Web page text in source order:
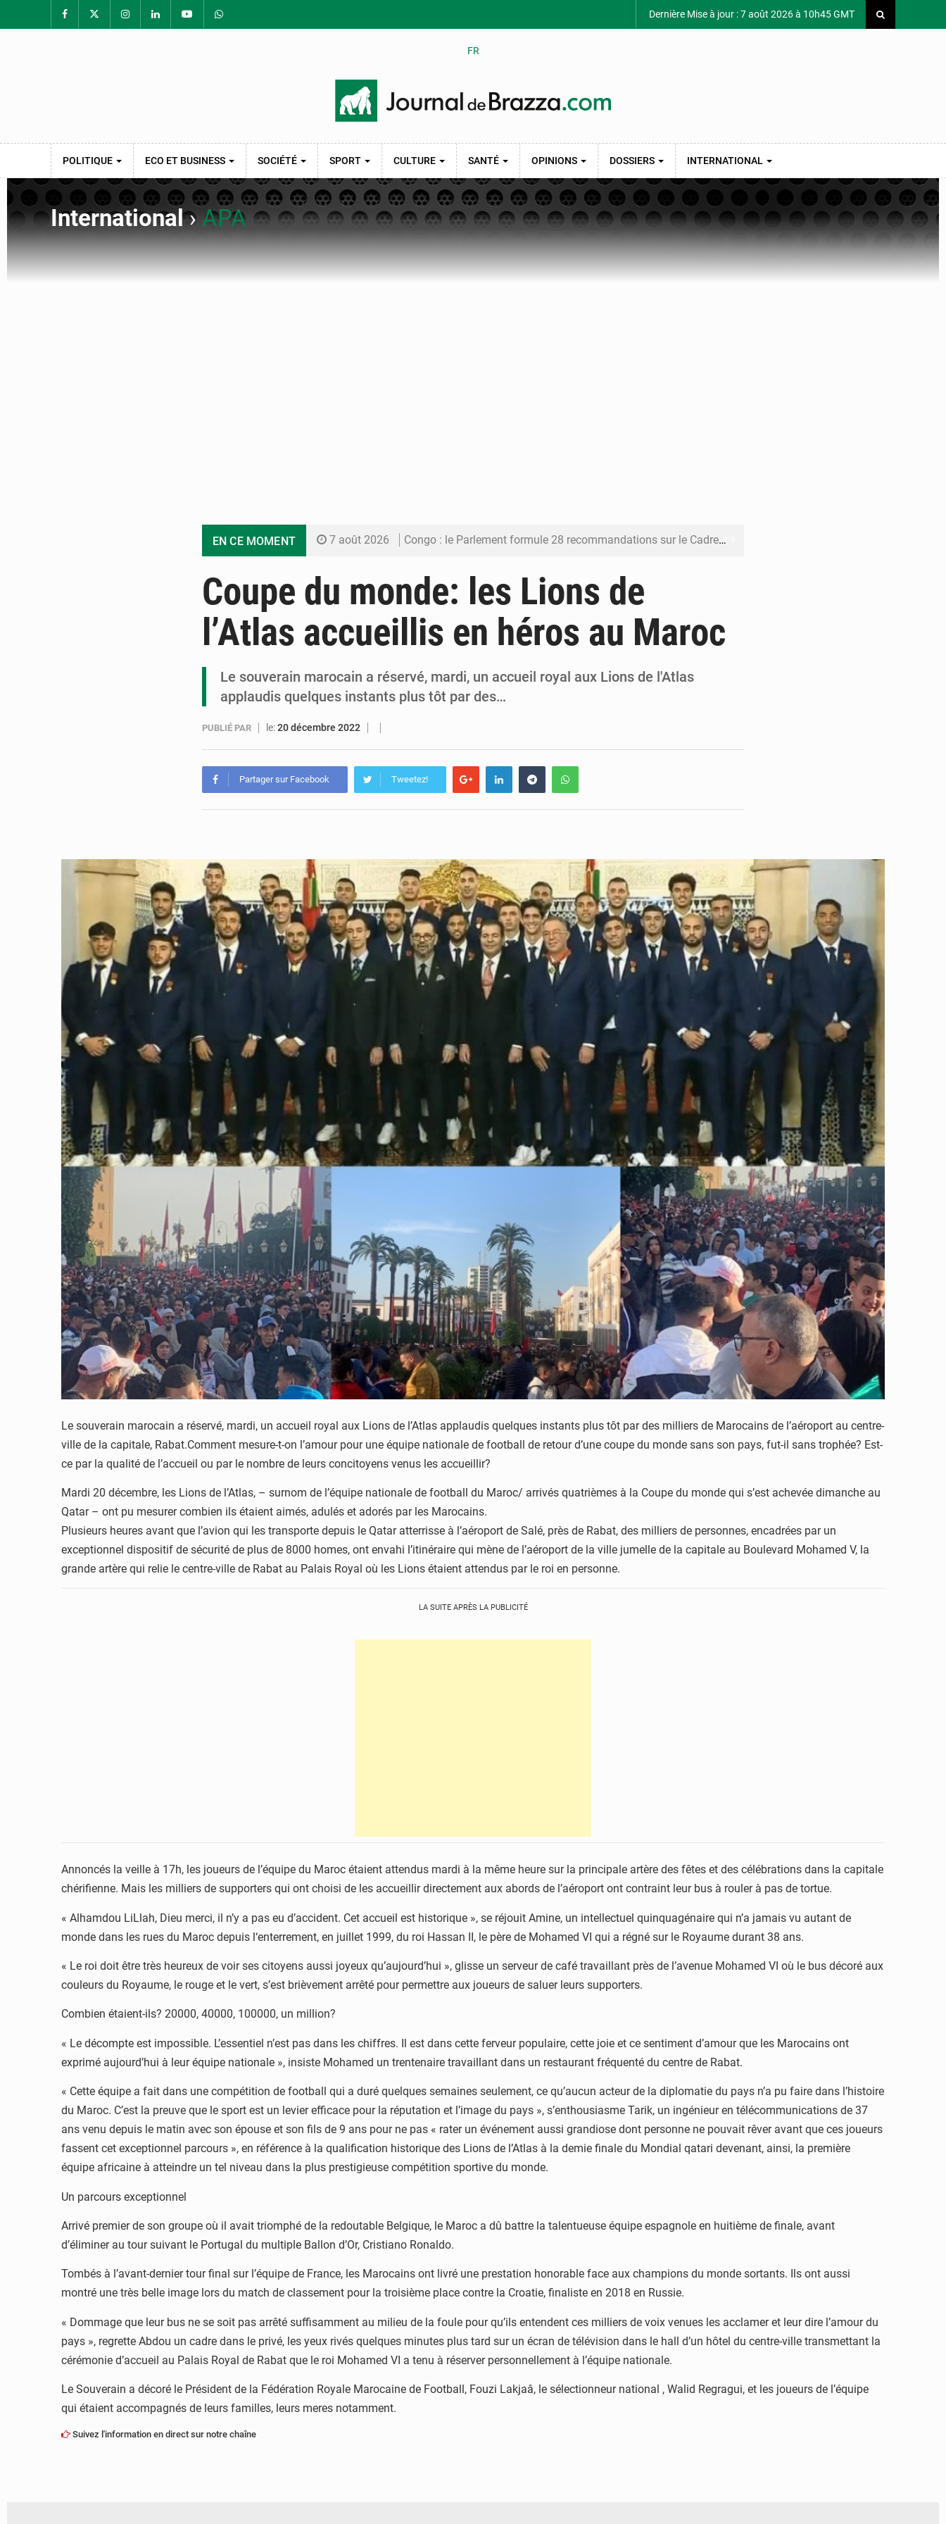
Dernière Mise à jour : 7 août 2026 à 10h45 GMT
FR
POLITIQUE ECO ET BUSINESS SOCIÉTÉ SPORT CULTURE SANTÉ OPINIONS DOSSIERS INTERNATIONAL
International›APA
EN CE MOMENT 7 août 2026 Congo : le Parlement formule 28 recommandations sur le Cadre budgétaire 2027-2029
7 août 2026 Congo : la Grande foire agricole pour renforcer la souveraineté alimentaire
7 août 2026 Congo-RDC : Brazzaville et Kinshasa renforcent leur coopération en faveur de la jeunesse
Coupe du monde: les Lions de
l’Atlas accueillis en héros au Maroc
Le souverain marocain a réservé, mardi, un accueil royal aux Lions de l'Atlas
applaudis quelques instants plus tôt par des…
PUBLIÉ PAR le:20 décembre 2022
Partager sur Facebook Tweetez!
Le souverain marocain a réservé, mardi, un accueil royal aux Lions de l’Atlas applaudis quelques instants plus tôt par des milliers de Marocains de l’aéroport au centre-
ville de la capitale, Rabat.Comment mesure-t-on l’amour pour une équipe nationale de football de retour d’une coupe du monde sans son pays, fut-il sans trophée? Est-
ce par la qualité de l’accueil ou par le nombre de leurs concitoyens venus les accueillir?
Mardi 20 décembre, les Lions de l’Atlas, – surnom de l’équipe nationale de football du Maroc/ arrivés quatrièmes à la Coupe du monde qui s’est achevée dimanche au
Qatar – ont pu mesurer combien ils étaient aimés, adulés et adorés par les Marocains.
Plusieurs heures avant que l’avion qui les transporte depuis le Qatar atterrisse à l’aéroport de Salé, près de Rabat, des milliers de personnes, encadrées par un
exceptionnel dispositif de sécurité de plus de 8000 homes, ont envahi l’itinéraire qui mène de l’aéroport de la ville jumelle de la capitale au Boulevard Mohamed V, la
grande artère qui relie le centre-ville de Rabat au Palais Royal où les Lions étaient attendus par le roi en personne.
LA SUITE APRÈS LA PUBLICITÉ
Annoncés la veille à 17h, les joueurs de l’équipe du Maroc étaient attendus mardi à la même heure sur la principale artère des fêtes et des célébrations dans la capitale
chérifienne. Mais les milliers de supporters qui ont choisi de les accueillir directement aux abords de l’aéroport ont contraint leur bus à rouler à pas de tortue.
« Alhamdou LiLlah, Dieu merci, il n’y a pas eu d’accident. Cet accueil est historique », se réjouit Amine, un intellectuel quinquagénaire qui n’a jamais vu autant de
monde dans les rues du Maroc depuis l‘enterrement, en juillet 1999, du roi Hassan II, le père de Mohamed VI qui a régné sur le Royaume durant 38 ans.
« Le roi doit être très heureux de voir ses citoyens aussi joyeux qu’aujourd’hui », glisse un serveur de café travaillant près de l’avenue Mohamed VI où le bus décoré aux
couleurs du Royaume, le rouge et le vert, s’est brièvement arrêté pour permettre aux joueurs de saluer leurs supporters.
Combien étaient-ils? 20000, 40000, 100000, un million?
« Le décompte est impossible. L’essentiel n’est pas dans les chiffres. Il est dans cette ferveur populaire, cette joie et ce sentiment d’amour que les Marocains ont
exprimé aujourd’hui à leur équipe nationale », insiste Mohamed un trentenaire travaillant dans un restaurant fréquenté du centre de Rabat.
« Cette équipe a fait dans une compétition de football qui a duré quelques semaines seulement, ce qu’aucun acteur de la diplomatie du pays n’a pu faire dans l’histoire
du Maroc. C’est la preuve que le sport est un levier efficace pour la réputation et l’image du pays », s’enthousiasme Tarik, un ingénieur en télécommunications de 37
ans venu depuis le matin avec son épouse et son fils de 9 ans pour ne pas « rater un événement aussi grandiose dont personne ne pouvait rêver avant que ces joueurs
fassent cet exceptionnel parcours », en référence à la qualification historique des Lions de l’Atlas à la demie finale du Mondial qatari devenant, ainsi, la première
équipe africaine à atteindre un tel niveau dans la plus prestigieuse compétition sportive du monde.
Un parcours exceptionnel
Arrivé premier de son groupe où il avait triomphé de la redoutable Belgique, le Maroc a dû battre la talentueuse équipe espagnole en huitième de finale, avant
d’éliminer au tour suivant le Portugal du multiple Ballon d’Or, Cristiano Ronaldo.
Tombés à l’avant-dernier tour final sur l’équipe de France, les Marocains ont livré une prestation honorable face aux champions du monde sortants. Ils ont aussi
montré une très belle image lors du match de classement pour la troisième place contre la Croatie, finaliste en 2018 en Russie.
« Dommage que leur bus ne se soit pas arrêté suffisamment au milieu de la foule pour qu’ils entendent ces milliers de voix venues les acclamer et leur dire l’amour du
pays », regrette Abdou un cadre dans le privé, les yeux rivés quelques minutes plus tard sur un écran de télévision dans le hall d’un hôtel du centre-ville transmettant la
cérémonie d’accueil au Palais Royal de Rabat que le roi Mohamed VI a tenu à réserver personnellement à l’équipe nationale.
Le Souverain a décoré le Président de la Fédération Royale Marocaine de Football, Fouzi Lakjaâ, le sélectionneur national , Walid Regragui, et les joueurs de l’équipe
qui étaient accompagnés de leurs familles, leurs meres notamment.
Suivez l'information en direct sur notre chaîne